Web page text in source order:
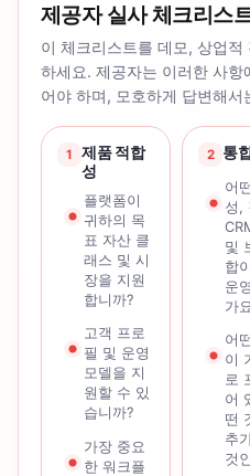
제공자 실사 체크리스
이 체크리스트를 데모, 상업
하세요. 제공자는 이러한 사
어야 하며, 모호하게 답변해서
1
제품 적합
성
플랫폼이
귀하의 목
표 자산 클
래스 및 시
장을 지원
합니까?
고객 프로
필 및 운영
모델을 지
원할 수 있
습니까?
가장 중요
한 워크플
2 통
어
성,
및
합
운
가
어
이
로
어
떤
추
것